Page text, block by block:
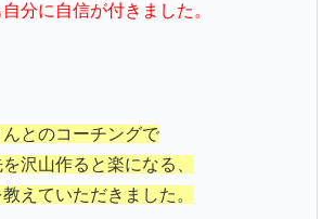
分に自信が付きました。
んとのコーチングで
沢山作ると楽になる、
えていただきました。